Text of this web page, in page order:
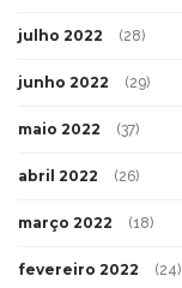
julho 2022 (28)
junho 2022 (29)
maio 2022 (37)
abril 2022 (26)
março 2022 (18)
fevereiro 2022 (24)